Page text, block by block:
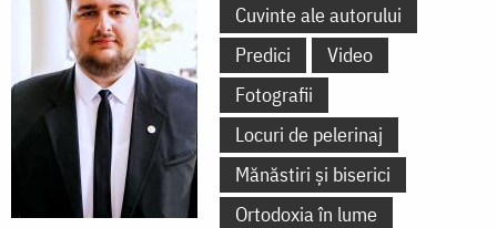
Cuvinte ale autorului
Predici
Video
Fotografii
Locuri de pelerinaj
Mănăstiri și biserici
Ortodoxia în lume